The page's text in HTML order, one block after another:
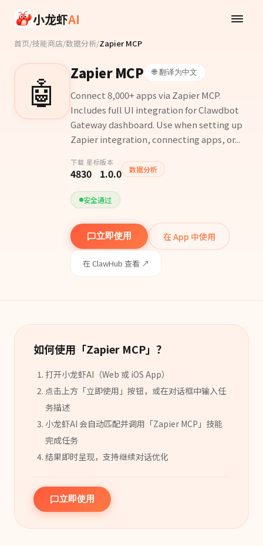
小龙虾AI
首页/技能商店/数据分析/Zapier MCP
🤖 Zapier MCP 🌐 翻译为中文
Connect 8,000+ apps via Zapier MCP.
Includes full UI integration for Clawdbot
Gateway dashboard. Use when setting up
Zapier integration, connecting apps, or...
下载
483
星标
0
版本
1.0.0 数据分析
安全通过
立即使用 在 App 中使用
在 ClawHub 查看 ↗
如何使用「Zapier MCP」？
打开小龙虾AI（Web 或 iOS App）
点击上方「立即使用」按钮，或在对话框中输入任
务描述
小龙虾AI 会自动匹配并调用「Zapier MCP 」 技能
完成任务
结果即时呈现，支持继续对话优化
立即使用